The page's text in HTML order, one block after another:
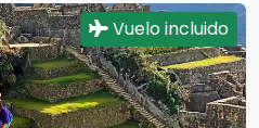
Vuelo incluido